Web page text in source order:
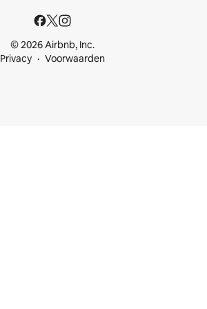
© 2026 Airbnb, Inc.
Privacy
Voorwaarden